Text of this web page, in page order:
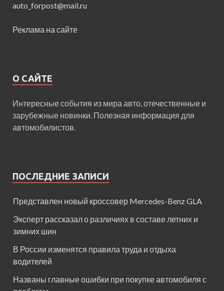
auto_forpost@mail.ru
Реклама на сайте
О САЙТЕ
Интересные события из мира авто, отечественные и
зарубежные новинки. Полезная информация для
автомобилистов.
ПОСЛЕДНИЕ ЗАПИСИ
Представлен новый кроссовер Mercedes-Benz GLA
Эксперт рассказал о различиях в составе летних и
зимних шин
В России изменятся правила труда и отдыха
водителей
Названы главные ошибки при покупке автомобиля с